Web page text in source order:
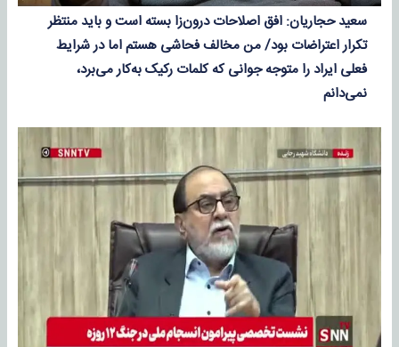
سعید حجاریان: افق اصلاحات درون‌زا بسته است و باید منتظر
تکرار اعتراضات بود/ من مخالف فحاشی هستم اما در شرایط
فعلی ایراد را متوجه جوانی که کلمات رکیک به‌کار می‌برد،
نمی‌دانم